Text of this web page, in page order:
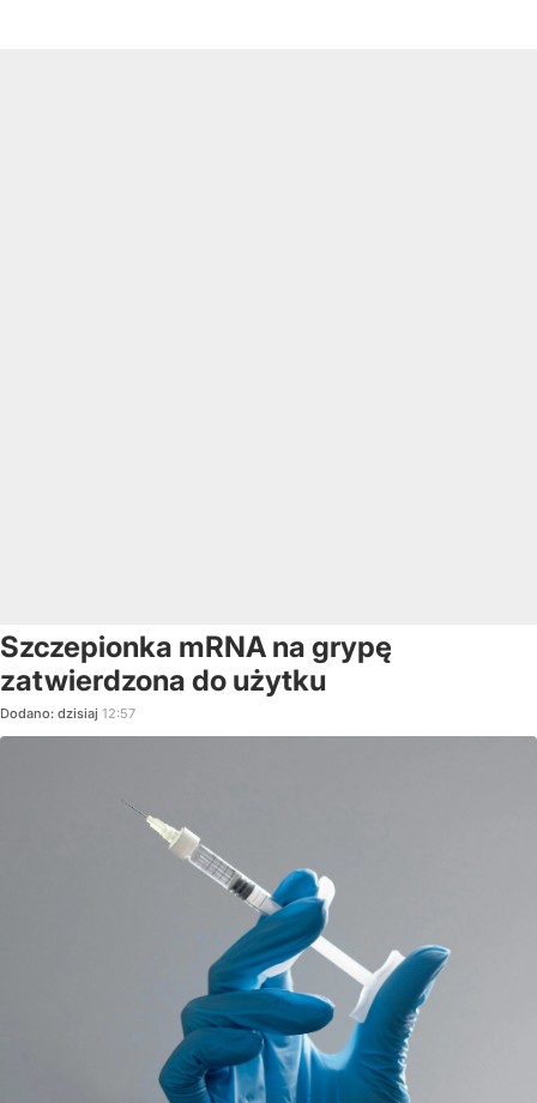
Szczepionka mRNA na grypę
zatwierdzona do użytku
Dodano: dzisiaj 12:57